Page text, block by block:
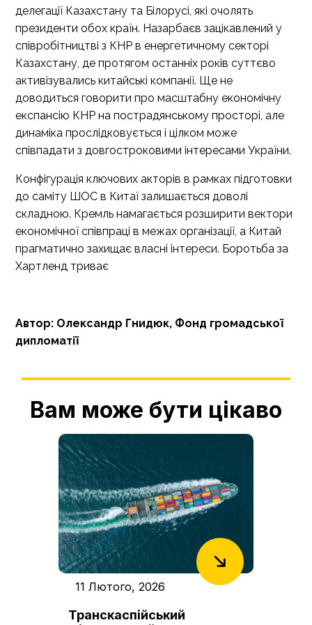
делегації Казахстану та Білорусі, які очолять
президенти обох країн. Назарбаєв зацікавлений у
співробітництві з КНР в енергетичному секторі
Казахстану, де протягом останніх років суттєво
активізувались китайські компанії. Ще не
доводиться говорити про масштабну економічну
експансію КНР на пострадянському просторі, але
динаміка прослідковується і цілком може
співпадати з довгостроковими інтересами України.
Конфігурація ключових акторів в рамках підготовки
до саміту ШОС в Китаї залишається доволі
складною. Кремль намагається розширити вектори
економічної співпраці в межах організації, а Китай
прагматично захищає власні інтереси. Боротьба за
Хартленд триває
Автор: Олександр Гнидюк, Фонд громадської
дипломатії
Вам може бути цікаво
11 Лютого, 2026
Транскаспійський